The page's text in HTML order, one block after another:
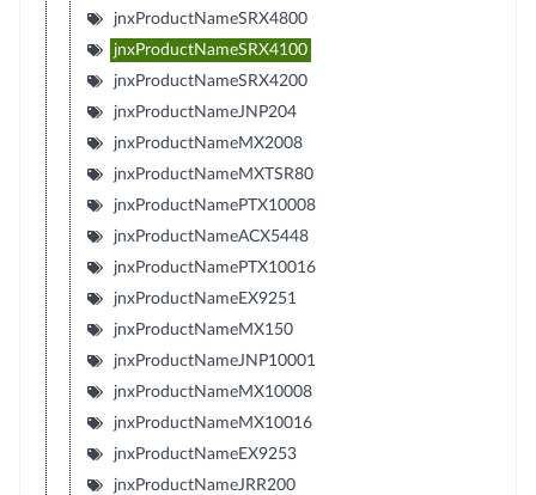
jnxProductNameSRX4800
jnxProductNameSRX4100
jnxProductNameSRX4200
jnxProductNameJNP204
jnxProductNameMX2008
jnxProductNameMXTSR80
jnxProductNamePTX10008
jnxProductNameACX5448
jnxProductNamePTX10016
jnxProductNameEX9251
jnxProductNameMX150
jnxProductNameJNP10001
jnxProductNameMX10008
jnxProductNameMX10016
jnxProductNameEX9253
jnxProductNameJRR200